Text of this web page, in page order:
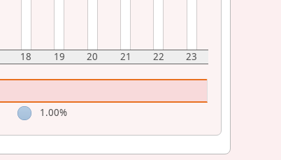
18 19 20 21 22 23
1.00%